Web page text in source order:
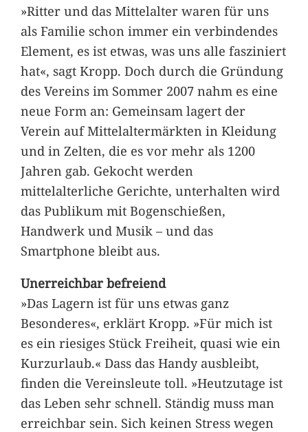
»Ritter und das Mittelalter waren für uns
als Familie schon immer ein verbindendes
Element, es ist etwas, was uns alle fasziniert
hat«, sagt Kropp. Doch durch die Gründung
des Vereins im Sommer 2007 nahm es eine
neue Form an: Gemeinsam lagert der
Verein auf Mittelaltermärkten in Kleidung
und in Zelten, die es vor mehr als 1200
Jahren gab. Gekocht werden
mittelalterliche Gerichte, unterhalten wird
das Publikum mit Bogenschießen,
Handwerk und Musik – und das
Smartphone bleibt aus.
Unerreichbar befreiend
»Das Lagern ist für uns etwas ganz
Besonderes«, erklärt Kropp. »Für mich ist
es ein riesiges Stück Freiheit, quasi wie ein
Kurzurlaub.« Dass das Handy ausbleibt,
finden die Vereinsleute toll. »Heutzutage ist
das Leben sehr schnell. Ständig muss man
erreichbar sein. Sich keinen Stress wegen